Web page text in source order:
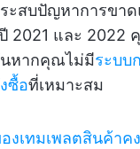
ะสบปัญหาการขา
2021 และ 2022
นหากคุณไม่มีระบบ
ซื้อที่เหมาะสม
งเทมเพลตสินค้าค